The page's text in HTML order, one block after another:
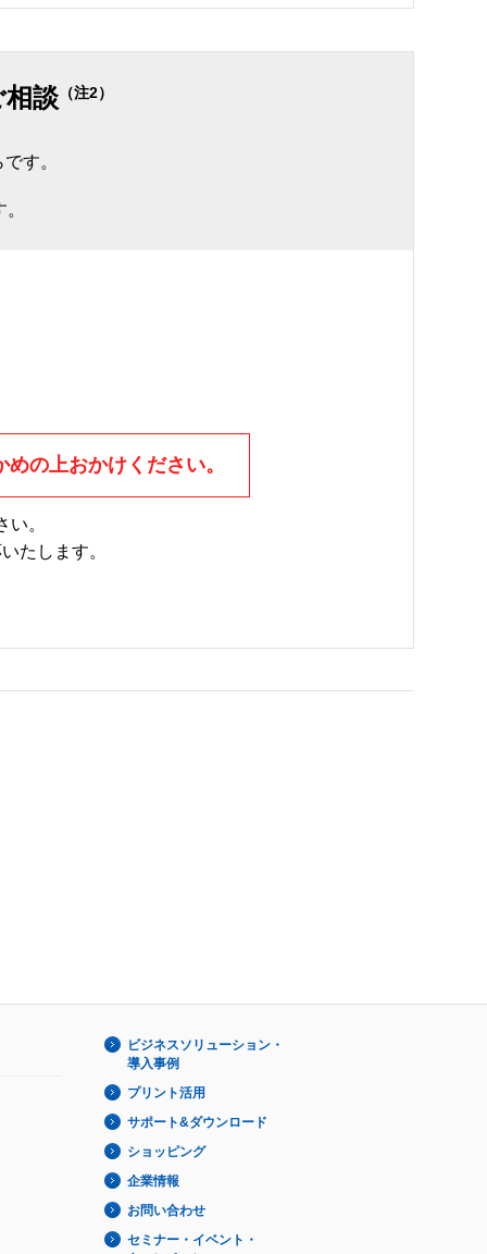
談 （注2）
す。
の上おかけください。
。
たします。
ビジネスソリューション・
導入事例
プリント活用
サポート&ダウンロード
ショッピング
企業情報
お問い合わせ
セミナー・イベント・